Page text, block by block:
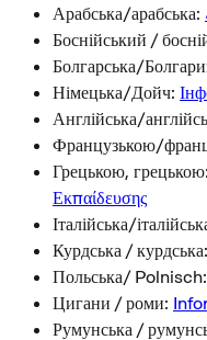
Арабська/арабська:
Боснійський /
Болгарська/
Німецька/Дойч:
Англійська/
Французькою/
Грецькою, грецькою:
Εκπαίδευσης
Італійська/
Курдська / курдська:
Польська/ Polnisch:
Цигани / роми:
Румунська /